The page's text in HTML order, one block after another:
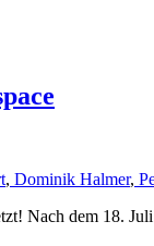
, Dominik Halmer,
Nach dem 18.